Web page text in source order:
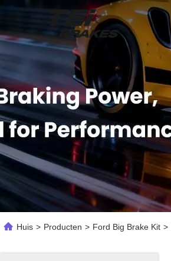
Huis > Producten > Ford Big Brake Kit >